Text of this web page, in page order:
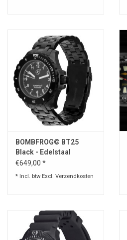
BOMBFROG© BT25
Black - Edelstaal
Armband
€649,00 *
* Incl. btw Excl. Verzendkosten